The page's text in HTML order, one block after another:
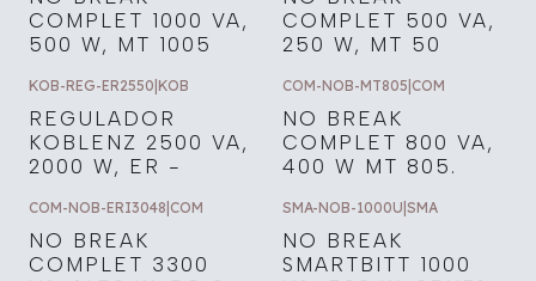
COMPLET 1000 VA,
500 W, MT 1005
COMPLET 500 VA,
250 W, MT 50
KOB-REG-ER2550 KOB
REGULADOR
KOBLENZ 2500 VA,
2000 W, ER -
COM-NOB-MT805 COM
NO BREAK
COMPLET 800 VA,
400 W MT 805.
COM-NOB-ERI3048 COM
NO BREAK
COMPLET 3300
SMA-NOB-1000U SMA
NO BREAK
SMARTBITT 1000